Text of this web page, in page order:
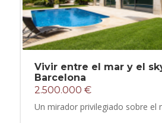
Vivir entre el mar y el
Barcelona
2.500.000 €
Un mirador privilegiado sobre el